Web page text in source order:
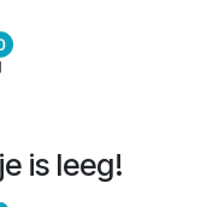
is leeg!